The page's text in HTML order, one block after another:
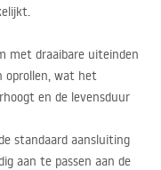
met draaibare uiteinden
oprollen, wat het
en de levensduur
standaard aansluiting
aan te passen aan de